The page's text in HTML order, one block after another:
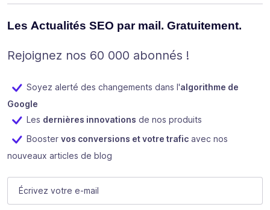
Les Actualités SEO par mail. Gratuitement.
Rejoignez nos 60 000 abonnés !
Soyez alerté des changements dans l'algorithme de
Google
Les dernières innovations de nos produits
Booster vos conversions et votre trafic avec nos
nouveaux articles de blog
Company
E-mail (Nécessaire)